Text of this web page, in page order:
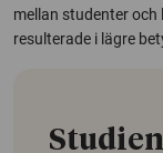
mellan studenter
resulterade i lägre